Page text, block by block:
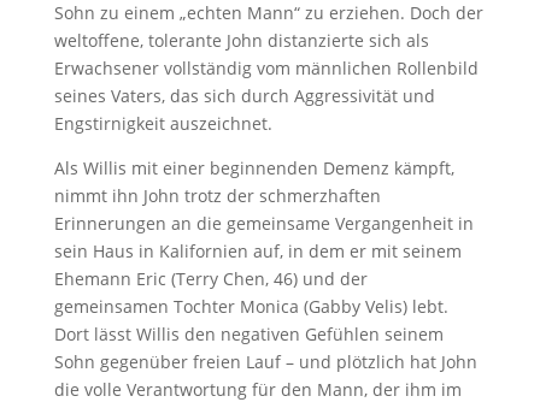
Sohn zu einem „echten Mann“ zu erziehen. Doch der
weltoffene, tolerante John distanzierte sich als
Erwachsener vollständig vom männlichen Rollenbild
seines Vaters, das sich durch Aggressivität und
Engstirnigkeit auszeichnet.
Als Willis mit einer beginnenden Demenz kämpft,
nimmt ihn John trotz der schmerzhaften
Erinnerungen an die gemeinsame Vergangenheit in
sein Haus in Kalifornien auf, in dem er mit seinem
Ehemann Eric (Terry Chen, 46) und der
gemeinsamen Tochter Monica (Gabby Velis) lebt.
Dort lässt Willis den negativen Gefühlen seinem
Sohn gegenüber freien Lauf – und plötzlich hat John
die volle Verantwortung für den Mann, der ihm im